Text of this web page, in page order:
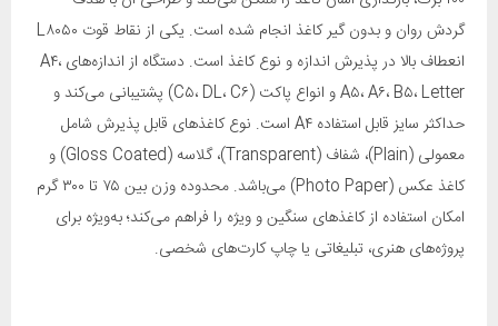
گردش روان و بدون گیر کاغذ انجام شده است. یکی از نقاط قوت L۸۰۵۰
انعطاف بالا در پذیرش اندازه و نوع کاغذ است. دستگاه از اندازه‌های A۴،
A۵، A۶، B۵، Letter و انواع پاکت (C۵، DL، C۶) پشتیبانی می‌کند و
حداکثر سایز قابل استفاده A۴ است. نوع کاغذهای قابل پذیرش شامل
معمولی (Plain)، شفاف (Transparent)، گلاسه (Gloss Coated) و
کاغذ عکس (Photo Paper) می‌باشد. محدوده وزن بین ۷۵ تا ۳۰۰ گرم
امکان استفاده از کاغذهای سنگین و ویژه را فراهم می‌کند؛ به‌ویژه برای
پروژه‌های هنری، تبلیغاتی یا چاپ کارت‌های شخصی.